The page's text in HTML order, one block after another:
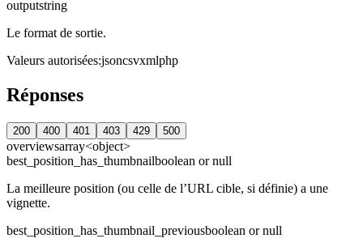
outputstring
Le format de sortie.
Valeurs autorisées:jsoncsvxmlphp
Réponses
200 400 401 403 429 500
overviewsarray<object>
best_position_has_thumbnailboolean or null
La meilleure position (ou celle de l’URL cible, si définie) a une
vignette.
best_position_has_thumbnail_previousboolean or null